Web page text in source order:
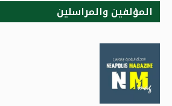
المؤلفين والمراسلين